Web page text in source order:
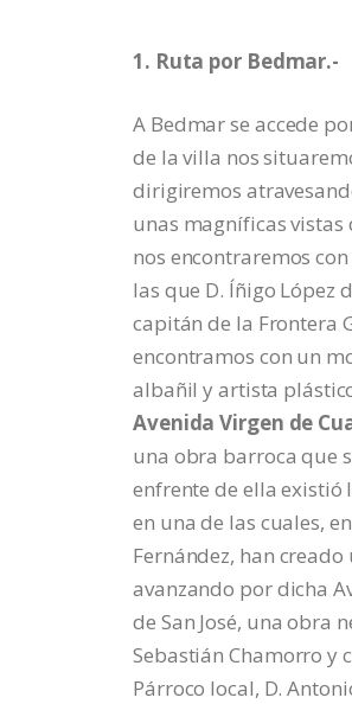
1. Ruta por Bedmar.-
A Bedmar se accede
de la villa nos
dirigiremos
unas magníficas vistas
nos encontraremos
las que D. Íñigo López
capitán de la Frontera
encontramos con un
albañil y artista
Avenida Virgen de
una obra barroca que
enfrente de ella existió
en una de las cuales,
Fernández, han
avanzando por dicha
de San José, una obra
Sebastián Chamorro y
Párroco local, D.